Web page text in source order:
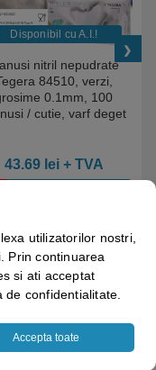
Disponibil cu A.I.​!
nitril nepudrate
84510, verzi,
0.1mm, 100
/ cutie, varf deget
43.69 lei+ TVA
utilizatorilor nostri,
Prin continuarea
si ati acceptat
confidentialitate.
Accepta toate